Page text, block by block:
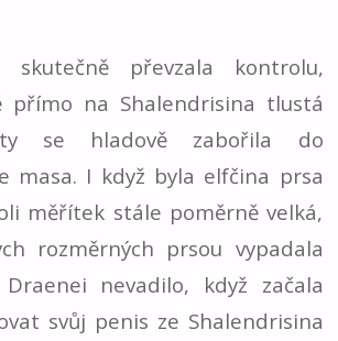
převzala kontrolu,
přímo na Shalendrisina tlustá
se hladově zabořila do
masa. I když byla elfčina prsa
měřítek stále poměrně velká,
rozměrných prsou vypadala
nevadilo, když začala
svůj penis ze Shalendrisina